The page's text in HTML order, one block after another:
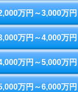
万円～3,000万円
万円～4,000万円
万円～5,000万円
万円～6,000万円